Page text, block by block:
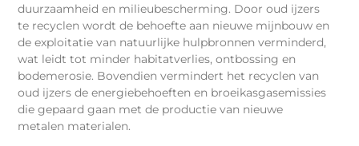
duurzaamheid en milieubescherming. Door oud ijzers
te recyclen wordt de behoefte aan nieuwe mijnbouw en
de exploitatie van natuurlijke hulpbronnen verminderd,
wat leidt tot minder habitatverlies, ontbossing en
bodemerosie. Bovendien vermindert het recyclen van
oud ijzers de energiebehoeften en broeikasgasemissies
die gepaard gaan met de productie van nieuwe
metalen materialen.